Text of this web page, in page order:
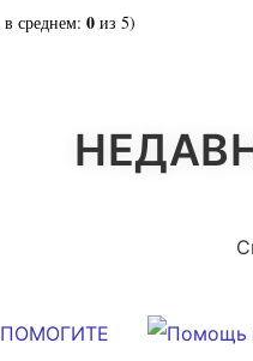
в среднем: 0 из 5)